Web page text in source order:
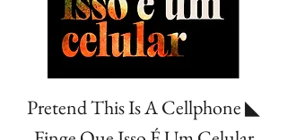
Pretend This Is A Cellphone ◣